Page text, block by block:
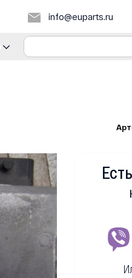
info@euparts.ru